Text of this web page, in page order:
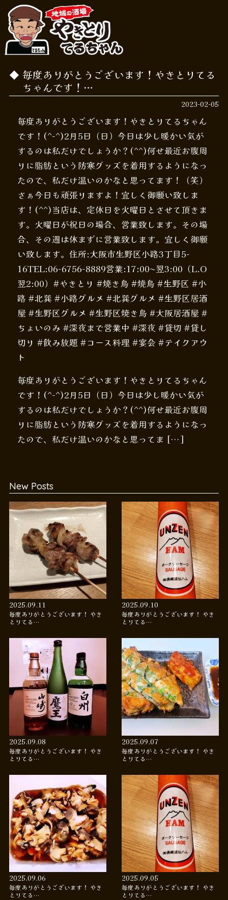
毎度ありがとうございます！やきとりてる
ちゃんです！…
2023-02-05
毎度ありがとうございます！やきとりてるちゃん
です！(^-^)2月5日（日）今日は少し暖かい気が
するのは私だけでしょうか？(^^)何せ最近お腹周
りに脂肪という防寒グッズを着用するようになっ
たので、私だけ温いのかなと思ってます！（笑）
さぁ今日も頑張りますよ！宜しく御願い致しま
す！(^^)当店は、定休日を火曜日とさせて頂きま
す。火曜日が祝日の場合、営業致します。その場
合、その週は休まずに営業致します。宜しく御願
い致します。住所:大阪市生野区小路3丁目5-
16TEL:06-6756-8889営業:17:00〜翌3:00（L.O
翌2:00）#やきとり #焼き鳥 #焼鳥 #生野区 #小
路 #北巽 #小路グルメ #北巽グルメ #生野区居酒
屋 #生野区グルメ #生野区焼き鳥 #大阪居酒屋 #
ちょいのみ #深夜まで営業中 #深夜 #貸切 #貸し
切り #飲み放題 #コース料理 #宴会 #テイクアウ
ト
毎度ありがとうございます！やきとりてるちゃん
です！(^-^)2月5日（日）今日は少し暖かい気が
するのは私だけでしょうか？(^^)何せ最近お腹周
りに脂肪という防寒グッズを着用するようになっ
たので、私だけ温いのかなと思ってま […]
New Posts
2025.09.11
毎度ありがとうございます！ やき
とりてる…
2025.09.10
毎度ありがとうございます！ やき
とりてる…
2025.09.08
毎度ありがとうございます！ やき
とりてる…
2025.09.07
毎度ありがとうございます！ やき
とりてる…
2025.09.06
毎度ありがとうございます！ やき
とりてる…
2025.09.05
毎度ありがとうございます！ やき
とりてる…